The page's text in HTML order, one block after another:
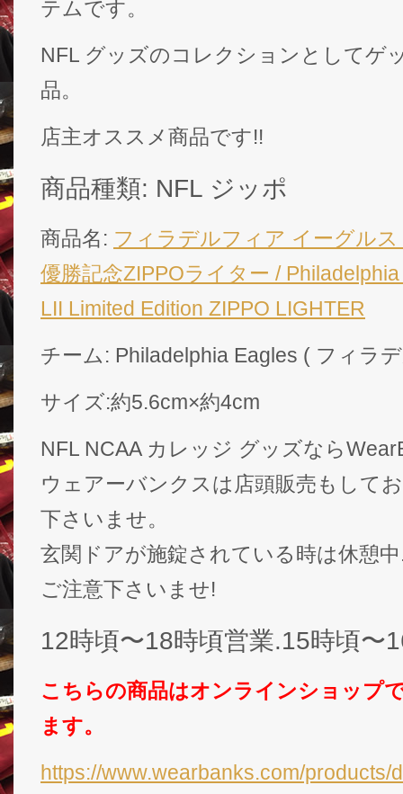
テムです。
NFL グッズのコレクションとしてゲ
品。
店主オススメ商品です!!
商品種類: NFL ジッポ
商品名: フィラデルフィア イーグル
優勝記念ZIPPOライター /
LII Limited Edition ZIPPO LIGHTER
チーム: Philadelphia Eagles ( フィラ
サイズ:約5.6cm×約4cm
NFL NCAA カレッジ グッズなら
ウェアーバンクスは店頭販売もして
下さいませ。
玄関ドアが施錠されている時は休憩
ご注意下さいませ!
12時頃〜18時頃営業.15時頃〜
こちらの商品はオンラインショップ
ます。
https://www.wearbanks.com/products/